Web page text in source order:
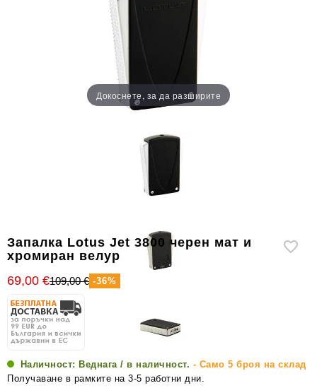
Други
аксесоари
пури
Докоснете, за да разширите
Запалка Lotus Jet 3800 черен мат и
хромиран велур
69,00 €109,00 € -36%
Наличност: Веднага / в наличност. - Само 5 броя на склад
Получаване в рамките на 3-5 работни дни.